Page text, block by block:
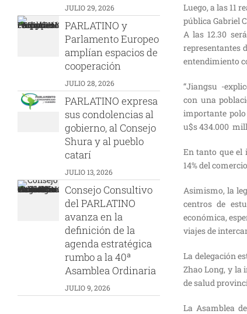
Luego, a las 11
pública Gabriel
A las 12.30
representantes
entendimiento
“Jiangsu -
con una
importante
u$s 434.000
En tanto que el
14% del
Asimismo, la
centros de
económica,
viajes de
La delegación
Zhao Long, y la
de salud
La Asamblea
JULIO 29, 2026
PARLATINO y
Parlamento Europeo
amplían espacios de
cooperación
JULIO 28, 2026
PARLATINO expresa
sus condolencias al
gobierno, al Consejo
Shura y al pueblo
catarí
JULIO 13, 2026
Consejo Consultivo
del PARLATINO
avanza en la
definición de la
agenda estratégica
rumbo a la 40ª
Asamblea Ordinaria
JULIO 9, 2026